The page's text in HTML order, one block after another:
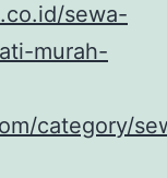
sewa-
murah-
category/